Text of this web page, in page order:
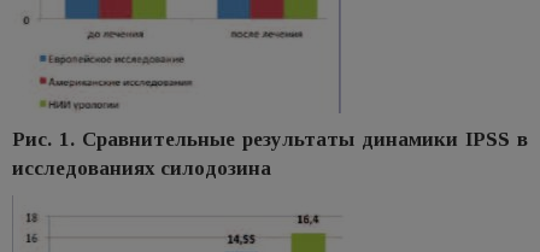
Рис. 1. Сравнительные результаты динамики IPSS в
исследованиях силодозина